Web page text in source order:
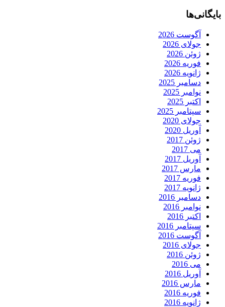
بایگانی‌ها
آگوست 2026
جولای 2026
ژوئن 2026
فوریه 2026
ژانویه 2026
دسامبر 2025
نوامبر 2025
اکتبر 2025
سپتامبر 2025
جولای 2020
آوریل 2020
ژوئن 2017
می 2017
آوریل 2017
مارس 2017
فوریه 2017
ژانویه 2017
دسامبر 2016
نوامبر 2016
اکتبر 2016
سپتامبر 2016
آگوست 2016
جولای 2016
ژوئن 2016
می 2016
آوریل 2016
مارس 2016
فوریه 2016
ژانویه 2016